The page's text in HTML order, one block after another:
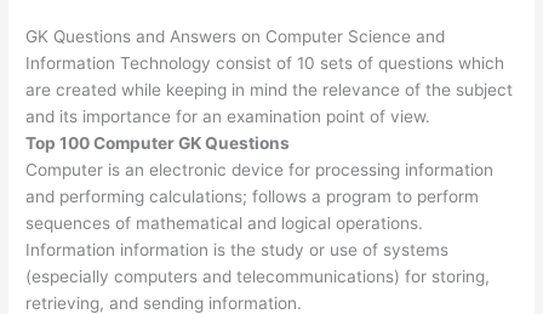
GK Questions and Answers on Computer Science and
Information Technology consist of 10 sets of questions which
are created while keeping in mind the relevance of the subject
and its importance for an examination point of view.
Top 100 Computer GK Questions
Computer is an electronic device for processing information
and performing calculations; follows a program to perform
sequences of mathematical and logical operations.
Information information is the study or use of systems
(especially computers and telecommunications) for storing,
retrieving, and sending information.